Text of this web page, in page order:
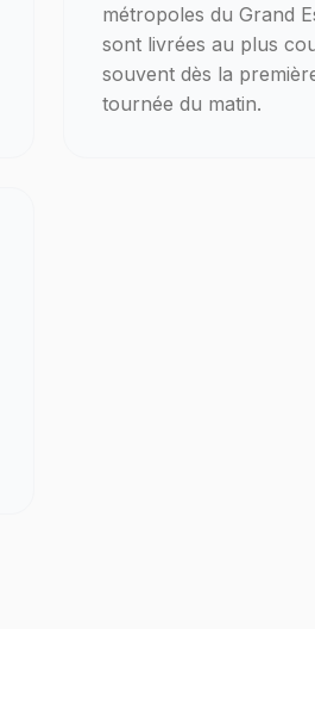
métropoles du Grand
sont livrées au plus
souvent dès la
tournée du matin.